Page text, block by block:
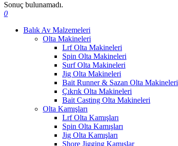
Sonuç bulunamadı.
0
Balık Av Malzemeleri
Olta Makineleri
Lrf Olta Makineleri
Spin Olta Makineleri
Surf Olta Makineleri
Jig Olta Makineleri
Bait Runner & Sazan Olta Makineleri
Çıkrık Olta Makineleri
Bait Casting Olta Makineleri
Olta Kamışları
Lrf Olta Kamışları
Spin Olta Kamışları
Jig Olta Kamışları
Shore Jigging Kamışlar